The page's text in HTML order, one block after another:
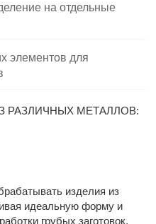
на отдельные
элементов для
РАЗЛИЧНЫХ МЕТАЛЛОВ:
изделия из
идеальную форму и
грубых заготовок.